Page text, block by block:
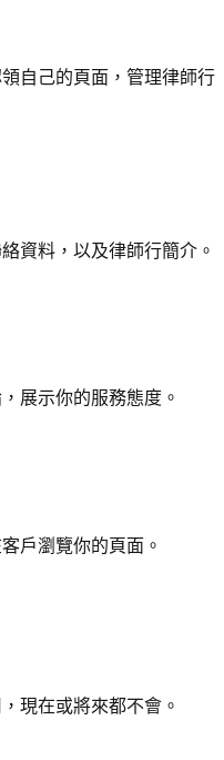
自己的頁面，管理律師行
資料，以及律師行簡介。
展示你的服務態度。
戶瀏覽你的頁面。
現在或將來都不會。